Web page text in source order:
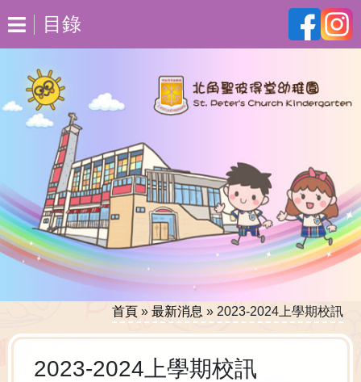
目錄
首頁» 最新消息 » 2023-2024上學期校訊
2023-2024上學期校訊